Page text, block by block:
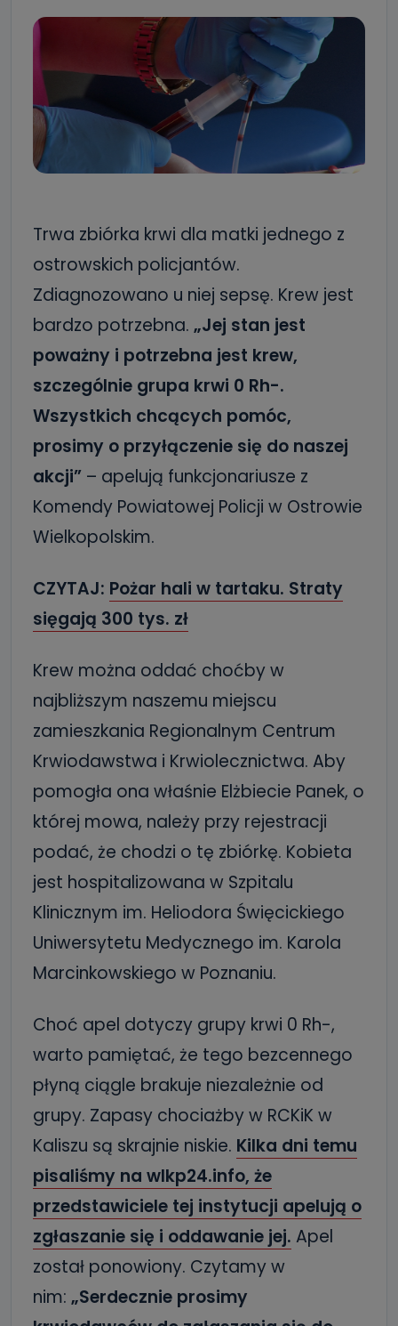
Trwa zbiórka krwi dla matki jednego z
ostrowskich policjantów.
Zdiagnozowano u niej sepsę. Krew jest
bardzo potrzebna. „Jej stan jest
poważny i potrzebna jest krew,
szczególnie grupa krwi 0 Rh-.
Wszystkich chcących pomóc,
prosimy o przyłączenie się do naszej
akcji” – apelują funkcjonariusze z
Komendy Powiatowej Policji w Ostrowie
Wielkopolskim.
CZYTAJ: Pożar hali w tartaku. Straty
sięgają 300 tys. zł
Krew można oddać choćby w
najbliższym naszemu miejscu
zamieszkania Regionalnym Centrum
Krwiodawstwa i Krwiolecznictwa. Aby
pomogła ona właśnie Elżbiecie Panek, o
której mowa, należy przy rejestracji
podać, że chodzi o tę zbiórkę. Kobieta
jest hospitalizowana w Szpitalu
Klinicznym im. Heliodora Święcickiego
Uniwersytetu Medycznego im. Karola
Marcinkowskiego w Poznaniu.
Choć apel dotyczy grupy krwi 0 Rh-,
warto pamiętać, że tego bezcennego
płyną ciągle brakuje niezależnie od
grupy. Zapasy chociażby w RCKiK w
Kaliszu są skrajnie niskie. Kilka dni temu
pisaliśmy na wlkp24.info, że
przedstawiciele tej instytucji apelują o
zgłaszanie się i oddawanie jej. Apel
został ponowiony. Czytamy w
nim: „Serdecznie prosimy